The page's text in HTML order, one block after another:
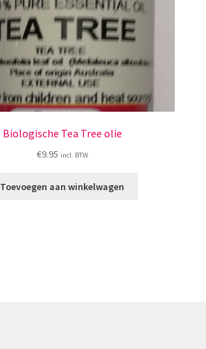
Biologische Tea Tree olie
€9.95 incl. BTW
Toevoegen aan winkelwagen